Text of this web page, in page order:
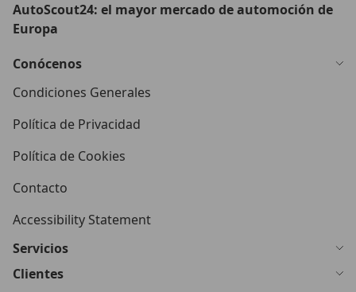
AutoScout24: el mayor mercado de automoción de
Europa
Conócenos
Condiciones Generales
Política de Privacidad
Política de Cookies
Contacto
Accessibility Statement
Servicios
Clientes